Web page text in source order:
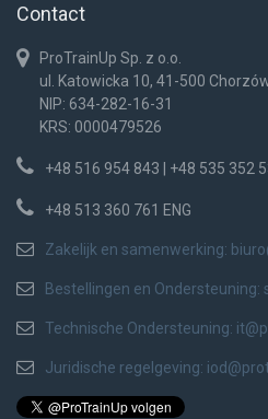
Contact
ProTrainUp Sp. z o.o.
ul. Katowicka 10, 41-500
NIP: 634-282-16-31
KRS: 0000479526
+48 516 954 843 | +48 535 352
+48 513 360 761 ENG
Zakelijk en samenwerking:
Bestellingen en Ondersteuning:
Technische Ondersteuning:
Juridische regelgeving: